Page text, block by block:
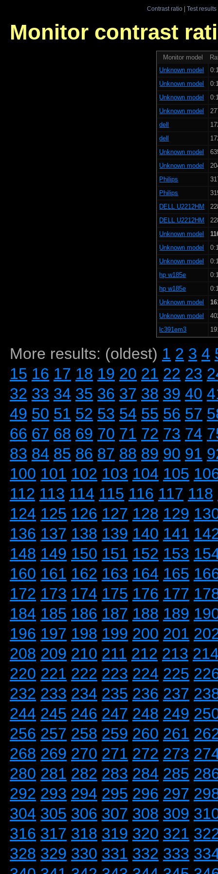
Contrast ratio| Test results
Monitor contrast
Monitor model
Unknown model
Unknown model
Unknown model
Unknown model
dell
dell
Unknown model
Unknown model
Philips
Philips
DELL U2212HM
DELL U2212HM
Unknown model
Unknown model
Unknown model
hp w185e
hp w185e
Unknown model
Unknown model
lc391em3
More results: (oldest) 1 2 3 4
15 16 17 18 19 20 21 22 23
32 33 34 35 36 37 38 39 40
49 50 51 52 53 54 55 56 57
66 67 68 69 70 71 72 73 74
83 84 85 86 87 88 89 90 91
100 101 102 103 104 105
112 113 114 115 116 117 118
124 125 126 127 128 129
136 137 138 139 140 141
148 149 150 151 152 153
160 161 162 163 164 165
172 173 174 175 176 177
184 185 186 187 188 189
196 197 198 199 200 201
208 209 210 211 212 213
220 221 222 223 224 225
232 233 234 235 236 237
244 245 246 247 248 249
256 257 258 259 260 261
268 269 270 271 272 273
280 281 282 283 284 285
292 293 294 295 296 297
304 305 306 307 308 309
316 317 318 319 320 321
328 329 330 331 332 333